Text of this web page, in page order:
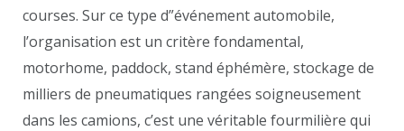
courses. Sur ce type d”événement automobile,
l’organisation est un critère fondamental,
motorhome, paddock, stand éphémère, stockage de
milliers de pneumatiques rangées soigneusement
dans les camions, c’est une véritable fourmilière qui